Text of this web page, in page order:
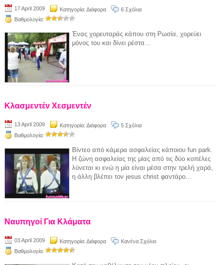
17 April 2009 Κατηγορία: Διάφορα
6 Σχόλια
Βαθμολογία:
Ένας χορευταράς κάπου στη Ρωσία, χορεύει
μόνος του και δίνει ρέστα…
Κλασμεντέν Χεσμεντέν
13 April 2009 Κατηγορία: Διάφορα
5 Σχόλια
Βαθμολογία:
Βίντεο από κάμερα ασφαλείας κάποιου fun park.
Η ζώνη ασφαλείας της μίας από τις δύο κοπέλες
λύνεται κι ενώ η μία είναι μέσα στην τρελή χαρά,
η άλλη βλέπει τον jesus christ φαντάρο…
Ναυπηγοί Για Κλάματα
03 April 2009 Κατηγορία: Διάφορα
Κανένα Σχόλιο
Βαθμολογία: